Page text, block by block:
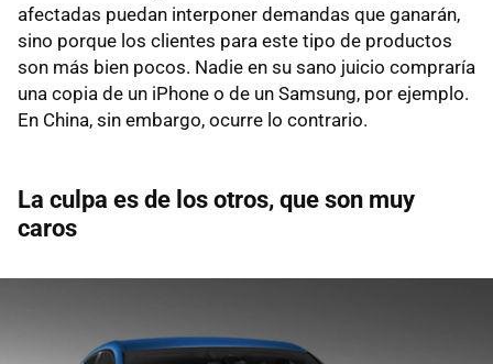
afectadas puedan interponer demandas que ganarán,
sino porque los clientes para este tipo de productos
son más bien pocos. Nadie en su sano juicio compraría
una copia de un iPhone o de un Samsung, por ejemplo.
En China, sin embargo, ocurre lo contrario.
La culpa es de los otros, que son muy
caros